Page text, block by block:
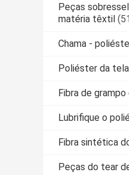
Peças
matéria têxtil
Chama -
Poliéster da
Fibra de
Lubrifique o
Fibra sintética
Peças do tear